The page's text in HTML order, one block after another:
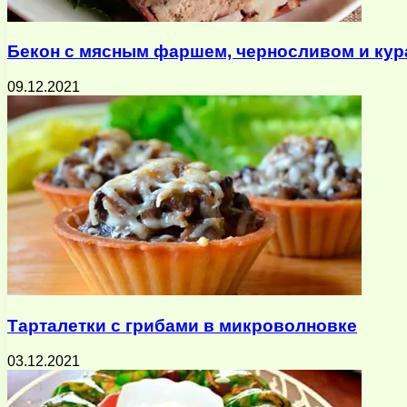
Бекон с мясным фаршем, черносливом и
09.12.2021
Тарталетки с грибами в микроволновке
03.12.2021